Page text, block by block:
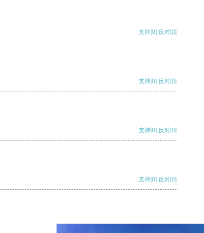
支持[0] 反对[0]
支持[0] 反对[0]
支持[0] 反对[0]
支持[0] 反对[0]